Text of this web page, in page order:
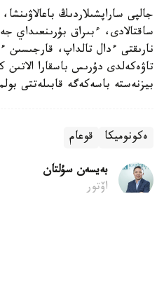
جالپى ساراپشىلاردىڭ
ساقتالادى، ءبىراق بۇرىنعىداي
نارىقتى ءدال تالداپ، قارجىسىن
تاۋەكەلدى دۇرىس باسقارا الاتىن
بيزنەستە باسەكەگە قابىلەتتى
ەكونوميكا قوعام
بەيسەن سۇلتان
اۆتور